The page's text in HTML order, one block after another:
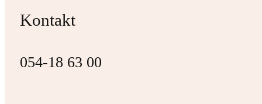
Kontakt
054-18 63 00